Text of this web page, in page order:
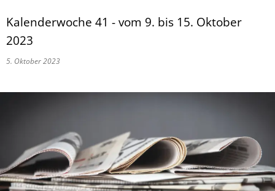
Kalenderwoche 41 - vom 9. bis 15. Oktober
2023
5. Oktober 2023